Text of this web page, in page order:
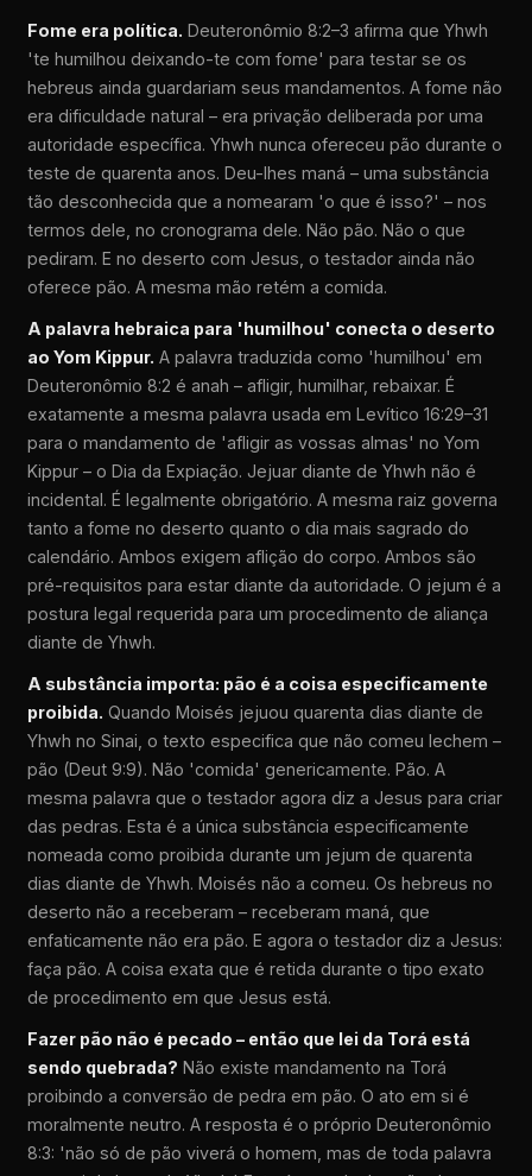
Fome era política. Deuteronômio 8:2–3 afirma que Yhwh
'te humilhou deixando-te com fome' para testar se os
hebreus ainda guardariam seus mandamentos. A fome não
era dificuldade natural – era privação deliberada por uma
autoridade específica. Yhwh nunca ofereceu pão durante o
teste de quarenta anos. Deu-lhes maná – uma substância
tão desconhecida que a nomearam 'o que é isso?' – nos
termos dele, no cronograma dele. Não pão. Não o que
pediram. E no deserto com Jesus, o testador ainda não
oferece pão. A mesma mão retém a comida.
A palavra hebraica para 'humilhou' conecta o deserto
ao Yom Kippur. A palavra traduzida como 'humilhou' em
Deuteronômio 8:2 é anah – afligir, humilhar, rebaixar. É
exatamente a mesma palavra usada em Levítico 16:29–31
para o mandamento de 'afligir as vossas almas' no Yom
Kippur – o Dia da Expiação. Jejuar diante de Yhwh não é
incidental. É legalmente obrigatório. A mesma raiz governa
tanto a fome no deserto quanto o dia mais sagrado do
calendário. Ambos exigem aflição do corpo. Ambos são
pré-requisitos para estar diante da autoridade. O jejum é a
postura legal requerida para um procedimento de aliança
diante de Yhwh.
A substância importa: pão é a coisa especificamente
proibida. Quando Moisés jejuou quarenta dias diante de
Yhwh no Sinai, o texto especifica que não comeu lechem –
pão (Deut 9:9). Não 'comida' genericamente. Pão. A
mesma palavra que o testador agora diz a Jesus para criar
das pedras. Esta é a única substância especificamente
nomeada como proibida durante um jejum de quarenta
dias diante de Yhwh. Moisés não a comeu. Os hebreus no
deserto não a receberam – receberam maná, que
enfaticamente não era pão. E agora o testador diz a Jesus:
faça pão. A coisa exata que é retida durante o tipo exato
de procedimento em que Jesus está.
Fazer pão não é pecado – então que lei da Torá está
sendo quebrada? Não existe mandamento na Torá
proibindo a conversão de pedra em pão. O ato em si é
moralmente neutro. A resposta é o próprio Deuteronômio
8:3: 'não só de pão viverá o homem, mas de toda palavra